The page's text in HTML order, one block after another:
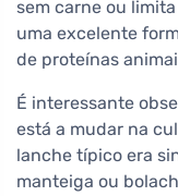
sem carne ou
uma excelente
de proteínas
É interessante
está a mudar na
lanche típico era
manteiga ou